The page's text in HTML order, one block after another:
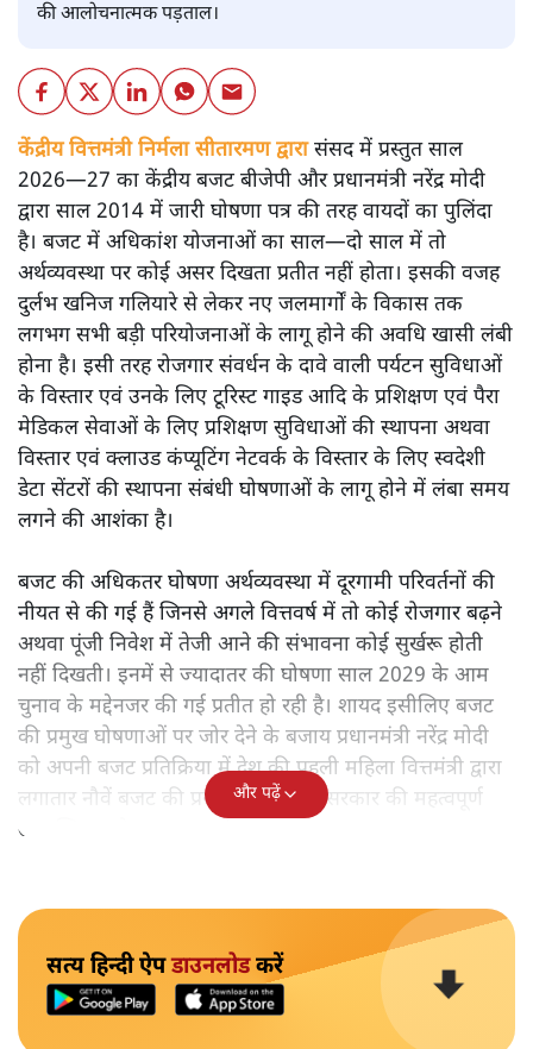
की आलोचनात्मक पड़ताल।
केंद्रीय वित्तमंत्री निर्मला सीतारमण द्वारासंसद में प्रस्तुत साल
2026—27 का केंद्रीय बजट बीजेपी और प्रधानमंत्री नरेंद्र मोदी
द्वारा साल 2014 में जारी घोषणा पत्र की तरह वायदों का पुलिंदा
है। बजट में अधिकांश योजनाओं का साल—दो साल में तो
अर्थव्यवस्था पर कोई असर दिखता प्रतीत नहीं होता। इसकी वजह
दुर्लभ खनिज गलियारे से लेकर नए जलमार्गों के विकास तक
लगभग सभी बड़ी परियोजनाओं के लागू होने की अवधि खासी लंबी
होना है। इसी तरह रोजगार संवर्धन के दावे वाली पर्यटन सुविधाओं
के विस्तार एवं उनके लिए टूरिस्ट गाइड आदि के प्रशिक्षण एवं पैरा
मेडिकल सेवाओं के लिए प्रशिक्षण सुविधाओं की स्थापना अथवा
विस्तार एवं क्लाउड कंप्यूटिंग नेटवर्क के विस्तार के लिए स्वदेशी
डेटा सेंटरों की स्थापना संबंधी घोषणाओं के लागू होने में लंबा समय
लगने की आशंका है।
बजट की अधिकतर घोषणा अर्थव्यवस्था में दूरगामी परिवर्तनों की
नीयत से की गई हैं जिनसे अगले वित्तवर्ष में तो कोई रोजगार बढ़ने
अथवा पूंजी निवेश में तेजी आने की संभावना कोई सुर्खरू होती
नहीं दिखती। इनमें से ज्यादातर की घोषणा साल 2029 के आम
चुनाव के मद्देनजर की गई प्रतीत हो रही है। शायद इसीलिए बजट
की प्रमुख घोषणाओं पर जोर देने के बजाय प्रधानमंत्री नरेंद्र मोदी
को अपनी बजट प्रतिक्रिया में देश की पहली महिला वित्तमंत्री द्वारा
लगातार नौवें बजट की प्रस्तुति को अपनी सरकार की महत्वपूर्ण
उपलब्धि बताने पर मजबूर होना पड़ा।
और पढ़ें
सत्य हिन्दी ऐपडाउनलोडकरें